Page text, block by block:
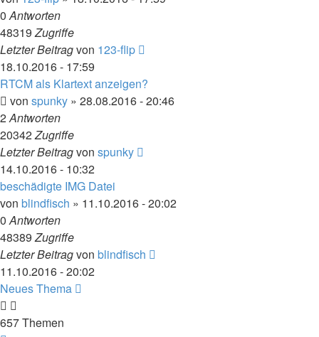
0Antworten
48319Zugriffe
Letzter Beitragvon 123-flip
18.10.2016 - 17:59
RTCM als Klartext anzeigen?
von spunky » 28.08.2016 - 20:46
2Antworten
20342Zugriffe
Letzter Beitragvon spunky
14.10.2016 - 10:32
beschädigte IMG Datei
von blindfisch » 11.10.2016 - 20:02
0Antworten
48389Zugriffe
Letzter Beitragvon blindfisch
11.10.2016 - 20:02
Neues Thema
657 Themen